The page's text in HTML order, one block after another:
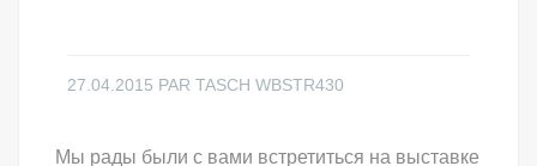
27.04.2015 PAR TASCH WBSTR430
Мы рады были с вами встретиться на выставке